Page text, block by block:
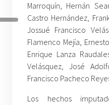
Marroquín, Hernán
Castro Hernández,
Jossué Francisco
Flamenco Mejía,
Enrique Lanza
Velásquez, José
Francisco Pacheco
Los hechos